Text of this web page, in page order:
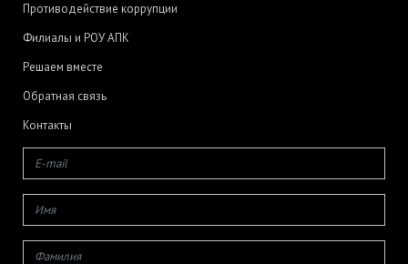
Противодействие коррупции
Филиалы и РОУ АПК
Решаем вместе
Обратная связь
Контакты